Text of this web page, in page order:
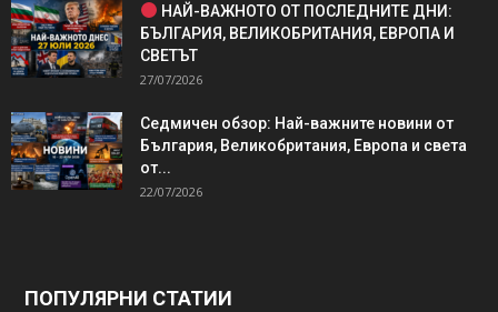
НАЙ-ВАЖНОТО ОТ ПОСЛЕДНИТЕ ДНИ:
БЪЛГАРИЯ, ВЕЛИКОБРИТАНИЯ, ЕВРОПА И
СВЕТЪТ
27/07/2026
Седмичен обзор: Най-важните новини от
България, Великобритания, Европа и света
от...
22/07/2026
ПОПУЛЯРНИ СТАТИИ